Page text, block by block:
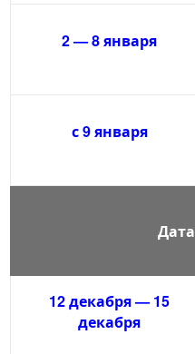
2 — 8 января
с 9 января
Дата
12 декабря — 15
декабря